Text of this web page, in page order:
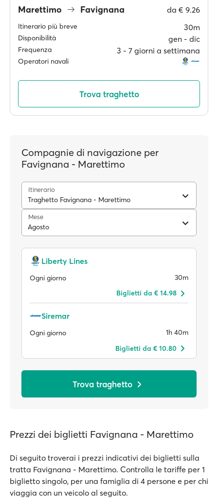
Marettimo Favignana da € 9.26
Itinerario più breve 30m
Disponibilità gen ‐ dic
Frequenza 3 ‐ 7 giorni a settimana
Operatori navali
Trova traghetto
Compagnie di navigazione per
Favignana - Marettimo
Itinerario
Traghetto Favignana - Marettimo
Mese
Agosto
Liberty Lines
Ogni giorno
30m
Biglietti da € 14.98
Siremar
Ogni giorno
1h 40m
Biglietti da € 10.80
Trova traghetto
Prezzi dei biglietti Favignana - Marettimo
Di seguito troverai i prezzi indicativi dei biglietti sulla
tratta Favignana - Marettimo. Controlla le tariffe per 1
biglietto singolo, per una famiglia di 4 persone e per chi
viaggia con un veicolo al seguito.